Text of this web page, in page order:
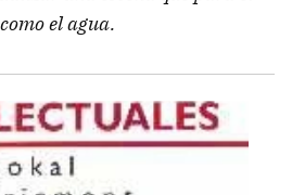
el agua.